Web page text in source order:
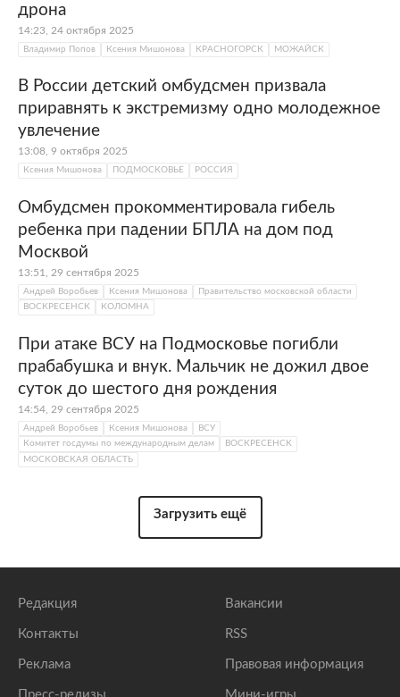
дрона
14:23, 24 октября 2025
Владимир Попов Ксения Мишонова КРАСНОГОРСК МОЖАЙСК
В России детский омбудсмен призвала
приравнять к экстремизму одно молодежное
увлечение
13:08, 9 октября 2025
Ксения Мишонова ПОДМОСКОВЬЕ РОССИЯ
Омбудсмен прокомментировала гибель
ребенка при падении БПЛА на дом под
Москвой
13:51, 29 сентября 2025
Андрей Воробьев Ксения Мишонова
Правительство московской области
ВОСКРЕСЕНСК
КОЛОМНА
При атаке ВСУ на Подмосковье погибли
прабабушка и внук. Мальчик не дожил двое
суток до шестого дня рождения
14:54, 29 сентября 2025
Андрей Воробьев Ксения Мишонова
ВСУ
Комитет госдумы по международным делам
ВОСКРЕСЕНСК
МОСКОВСКАЯ ОБЛАСТЬ
Загрузить ещё
Редакция
Контакты
Реклама
Вакансии
RSS
Правовая информация